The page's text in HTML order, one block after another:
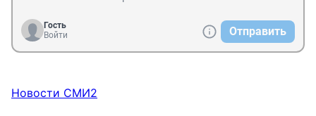
Гость
Войти
Отправить
Новости СМИ2